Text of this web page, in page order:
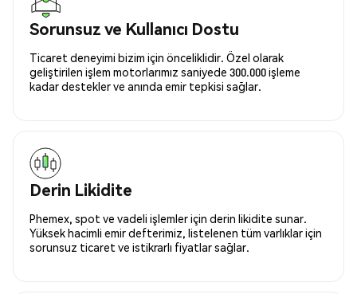
Sorunsuz ve Kullanıcı Dostu
Ticaret deneyimi bizim için önceliklidir. Özel olarak
geliştirilen işlem motorlarımız saniyede 300.000 işleme
kadar destekler ve anında emir tepkisi sağlar.
Derin Likidite
Phemex, spot ve vadeli işlemler için derin likidite sunar.
Yüksek hacimli emir defterimiz, listelenen tüm varlıklar için
sorunsuz ticaret ve istikrarlı fiyatlar sağlar.